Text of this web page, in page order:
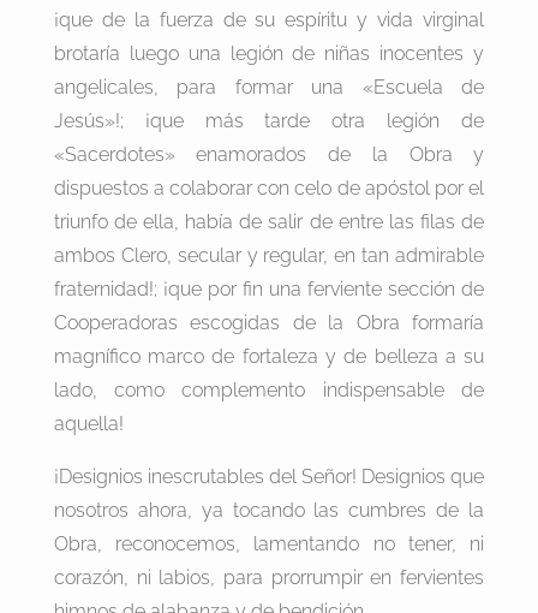
¡que de la fuerza de su espíritu y vida virginal
brotaría luego una legión de niñas inocentes y
angelicales, para formar una «Escuela de
Jesús»!; ¡que más tarde otra legión de
«Sacerdotes» enamorados de la Obra y
dispuestos a colaborar con celo de apóstol por el
triunfo de ella, había de salir de entre las filas de
ambos Clero, secular y regular, en tan admirable
fraternidad!; ¡que por fin una ferviente sección de
Cooperadoras escogidas de la Obra formaría
magnífico marco de fortaleza y de belleza a su
lado, como complemento indispensable de
aquella!
¡Designios inescrutables del Señor! Designios que
nosotros ahora, ya tocando las cumbres de la
Obra, reconocemos, lamentando no tener, ni
corazón, ni labios, para prorrumpir en fervientes